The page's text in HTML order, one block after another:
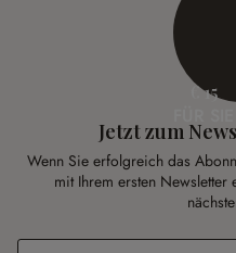
€ 15
Jetzt zum
Wenn Sie erfolgreich das
mit Ihrem ersten
E-Mail-Adresse*